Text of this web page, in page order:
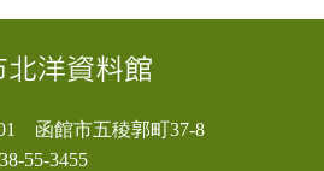
函館市五稜郭町37-8
55-3455